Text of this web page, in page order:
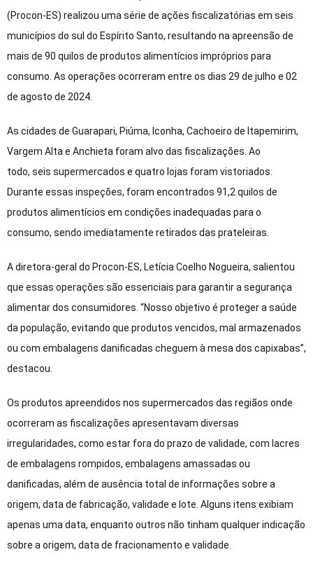
(Procon-ES) realizou uma série de ações fiscalizatórias em seis
municípios do sul do Espírito Santo, resultando na apreensão de
mais de 90 quilos de produtos alimentícios impróprios para
consumo. As operações ocorreram entre os dias 29 de julho e 02
de agosto de 2024.
As cidades de Guarapari, Piúma, Iconha, Cachoeiro de Itapemirim,
Vargem Alta e Anchieta foram alvo das fiscalizações. Ao
todo, seis supermercados e quatro lojas foram vistoriados.
Durante essas inspeções, foram encontrados 91,2 quilos de
produtos alimentícios em condições inadequadas para o
consumo, sendo imediatamente retirados das prateleiras.
A diretora-geral do Procon-ES, Letícia Coelho Nogueira, salientou
que essas operações são essenciais para garantir a segurança
alimentar dos consumidores. “Nosso objetivo é proteger a saúde
da população, evitando que produtos vencidos, mal armazenados
ou com embalagens danificadas cheguem à mesa dos capixabas”,
destacou.
Os produtos apreendidos nos supermercados das regiãos onde
ocorreram as fiscalizações apresentavam diversas
irregularidades, como estar fora do prazo de validade, com lacres
de embalagens rompidos, embalagens amassadas ou
danificadas, além de ausência total de informações sobre a
origem, data de fabricação, validade e lote. Alguns itens exibiam
apenas uma data, enquanto outros não tinham qualquer indicação
sobre a origem, data de fracionamento e validade.